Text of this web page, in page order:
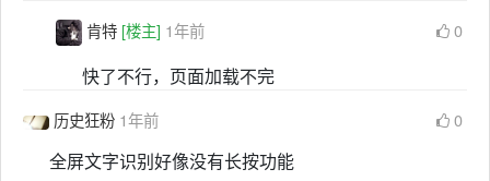
肯特 [楼主] 1年前 0
快了不行，页面加载不完
历史狂粉 1年前 0
全屏文字识别好像没有长按功能